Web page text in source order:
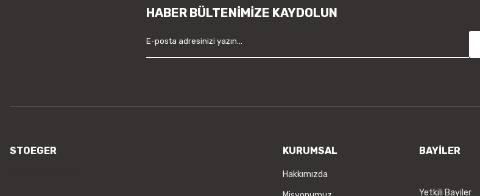
HABER BÜLTENİMİZE KAYDOLUN
STOEGER KURUMSAL
Hakkımızda
BAYİLER
Yetkili Bayiler